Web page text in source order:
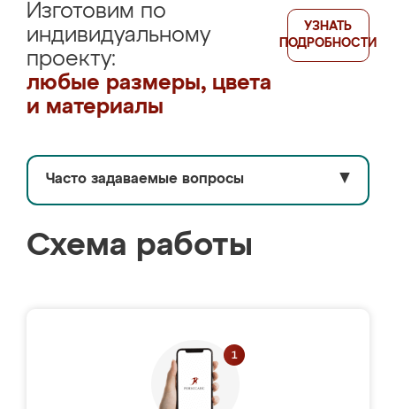
Изготовим по
индивидуальному
проекту:
любые размеры, цвета
и материалы
УЗНАТЬ
ПОДРОБНОСТИ
Часто задаваемые вопросы ▼
Схема работы